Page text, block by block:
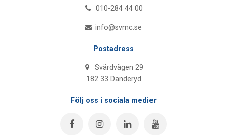
010-284 44 00
info@svmc.se
Postadress
Svärdvägen 29
182 33 Danderyd
Följ oss i sociala medier